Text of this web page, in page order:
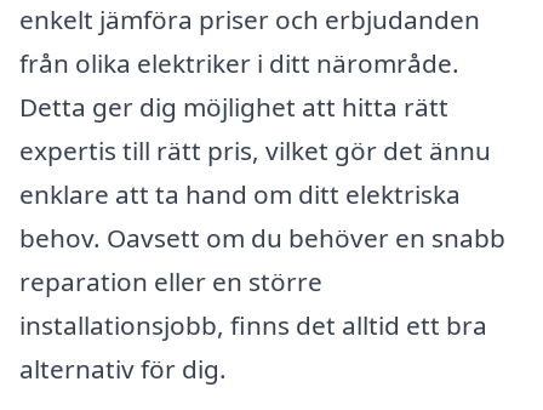
enkelt jämföra priser och erbjudanden
från olika elektriker i ditt närområde.
Detta ger dig möjlighet att hitta rätt
expertis till rätt pris, vilket gör det ännu
enklare att ta hand om ditt elektriska
behov. Oavsett om du behöver en snabb
reparation eller en större
installationsjobb, finns det alltid ett bra
alternativ för dig.